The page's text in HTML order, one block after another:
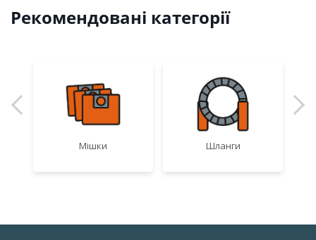
Рекомендовані категорії
Мішки Шланги